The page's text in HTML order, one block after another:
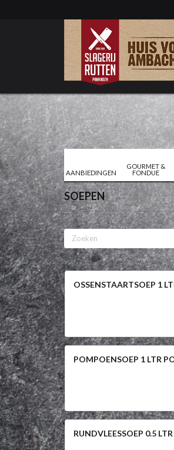
AANBIEDINGEN
GOURMET &
FONDUE
SOEPEN
OSSENSTAARTSOEP 1
POMPOENSOEP 1 LTR
RUNDVLEESSOEP 0.5